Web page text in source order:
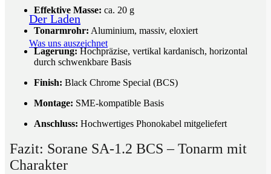
Der Laden
Was uns auszeichnet
Effektive Masse: ca. 20 g
Tonarmrohr: Aluminium, massiv, eloxiert
Lagerung:Hochpräzise, vertikal kardanisch, horizontal
durch schwenkbare Basis
Finish: Black Chrome Special (BCS)
Montage: SME-kompatible Basis
Anschluss: Hochwertiges Phonokabel mitgeliefert
Fazit: Sorane SA-1.2 BCS – Tonarm mit
Charakter